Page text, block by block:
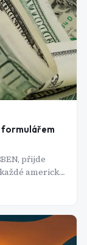
formulářem
přijde
americké
v přiznání a